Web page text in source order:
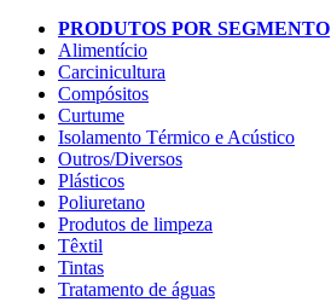
PRODUTOS POR SEGMENTO
Alimentício
Carcinicultura
Compósitos
Curtume
Isolamento Térmico e Acústico
Outros/Diversos
Plásticos
Poliuretano
Produtos de limpeza
Têxtil
Tintas
Tratamento de águas